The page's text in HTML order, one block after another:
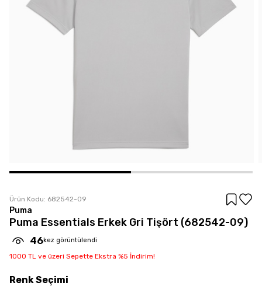
Ürün Kodu: 682542-09
Puma
Puma Essentials Erkek Gri Tişört (682542-09)
46kez görüntülendi
1000 TL ve üzeri Sepette Ekstra %5 İndirim!
RenkSeçimi